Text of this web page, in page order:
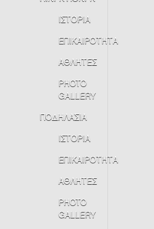
ΙΣΤΟΡΙΑ
ΕΠΙΚΑΙΡΟΤΗΤΑ
ΑΘΛΗΤΕΣ
PHOTO
GALLERY
ΠΟΔΗΛΑΣΙΑ
ΙΣΤΟΡΙΑ
ΕΠΙΚΑΙΡΟΤΗΤΑ
ΑΘΛΗΤΕΣ
PHOTO
GALLERY